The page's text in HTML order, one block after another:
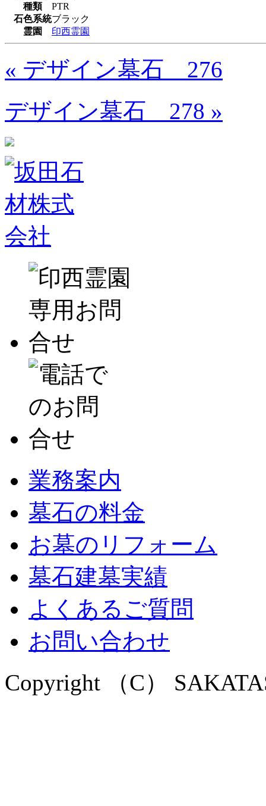
種類
PTR
石色系統ブラック
霊園
印西霊園
« デザイン墓石 276
デザイン墓石 278 »
業務案内
墓石の料金
お墓のリフォーム
墓石建墓実績
よくあるご質問
お問い合わせ
Copyright （C）